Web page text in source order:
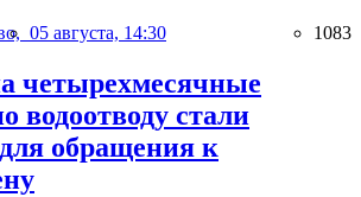
05 августа, 14:30 1083
четырехмесячные
водоотводу стали
обращения к